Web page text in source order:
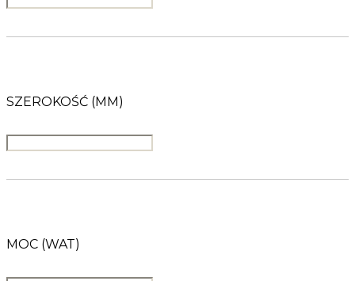
SZEROKOŚĆ (MM)
MOC (WAT)